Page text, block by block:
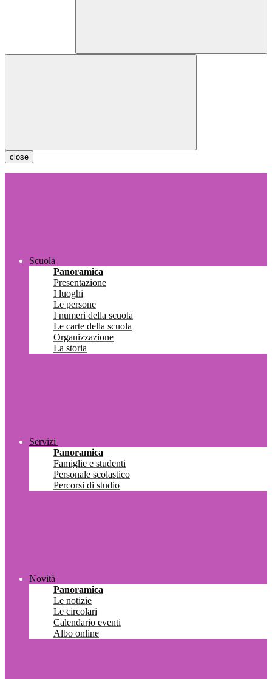
close
Scuola
Panoramica
Presentazione
I luoghi
Le persone
I numeri della scuola
Le carte della scuola
Organizzazione
La storia
Servizi
Panoramica
Famiglie e studenti
Personale scolastico
Percorsi di studio
Novità
Panoramica
Le notizie
Le circolari
Calendario eventi
Albo online